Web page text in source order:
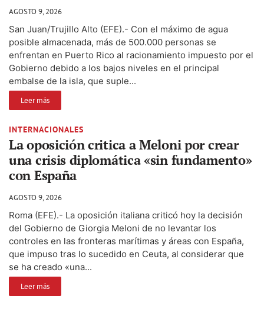
AGOSTO 9, 2026
San Juan/Trujillo Alto (EFE).- Con el máximo de agua
posible almacenada, más de 500.000 personas se
enfrentan en Puerto Rico al racionamiento impuesto por el
Gobierno debido a los bajos niveles en el principal
embalse de la isla, que suple...
Leer más
INTERNACIONALES
La oposición critica a Meloni por crear
una crisis diplomática «sin fundamento»
con España
AGOSTO 9, 2026
Roma (EFE).- La oposición italiana criticó hoy la decisión
del Gobierno de Giorgia Meloni de no levantar los
controles en las fronteras marítimas y áreas con España,
que impuso tras lo sucedido en Ceuta, al considerar que
se ha creado «una...
Leer más